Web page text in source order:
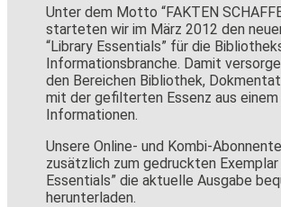
Unter dem Motto “FAKTEN
starteten wir im März 2012 den
“Library Essentials” für die
Informationsbranche. Damit
den Bereichen Bibliothek,
mit der gefilterten Essenz aus einem
Informationen.
Unsere Online- und Kombi-
zusätzlich zum gedruckten Exemplar
Essentials” die aktuelle Ausgabe
herunterladen.